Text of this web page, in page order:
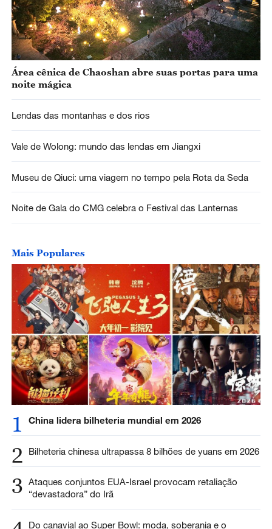
Área cênica de Chaoshan abre suas portas para uma
noite mágica
Lendas das montanhas e dos rios
Vale de Wolong: mundo das lendas em Jiangxi
Museu de Qiuci: uma viagem no tempo pela Rota da Seda
Noite de Gala do CMG celebra o Festival das Lanternas
Mais Populares
1 China lidera bilheteria mundial em 2026
2 Bilheteria chinesa ultrapassa 8 bilhões de yuans em 2026
3 Ataques conjuntos EUA-Israel provocam retaliação
“devastadora” do Irã
Do canavial ao Super Bowl: moda, soberania e o